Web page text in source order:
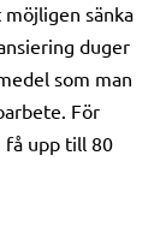
sänka
duger
som man
För
få upp till 80